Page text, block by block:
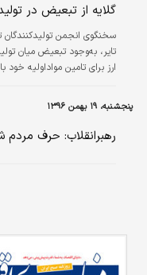
گلایه از تبعیض در
سخنگوی انجمن تولیدکنندگان
تایر، به‌وجود تبعیض میان
ارز برای تامین مواداولیه خود
گفت‌وگو با «ایسنا» گفت:
دارند.اگر این مواد به طور
پنجشنبه، ۱۹ بهمن ۱۳۹۶
رهبرانقلاب: حرف